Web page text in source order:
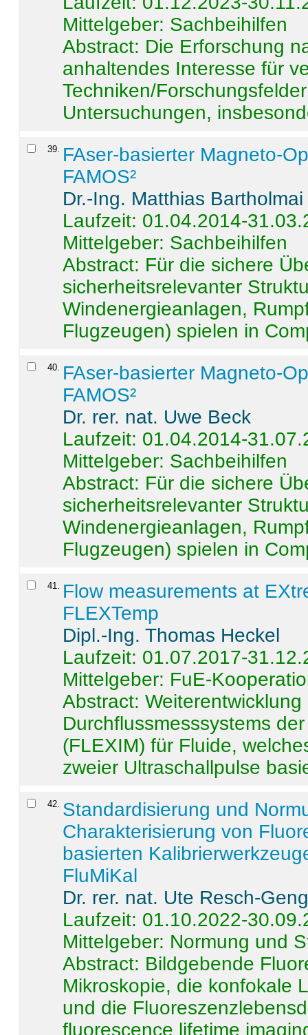
Mittelgeber: Sachbeihilfen
Abstract: Die Erforschung
anhaltendes Interesse für
Techniken/
Untersuchungen,
39. FAser-basierter Magneto-
FAMOS²
Dr.-Ing. Matthias Bartholmai
Laufzeit: 01.04.2014-
Mittelgeber: Sachbeihilfen
Abstract: Für die sichere
sicherheitsrelevanter
Windenergieanlagen,
Flugzeugen) spielen in
40. FAser-basierter Magneto-
FAMOS²
Dr. rer. nat. Uwe Beck
Laufzeit: 01.04.2014-
Mittelgeber: Sachbeihilfen
Abstract: Für die sichere
sicherheitsrelevanter
Windenergieanlagen,
Flugzeugen) spielen in
41. Flow measurements at
FLEXTemp
Dipl.-Ing. Thomas Heckel
Laufzeit: 01.07.2017-
Mittelgeber: FuE-
Abstract:
Durchflussmesssystems
(FLEXIM) für Fluide,
zweier Ultraschallpulse
42. Standardisierung und
Charakterisierung von
basierten
FluMiKal
Dr. rer. nat. Ute Resch-
Laufzeit: 01.10.2022-
Mittelgeber: Normung und
Abstract: Bildgebende
Mikroskopie, die konfokale
und die
fluorescence lifetime